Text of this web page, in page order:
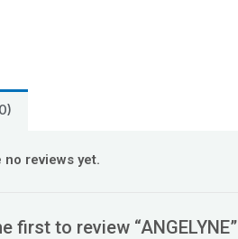
reviews yet.
first to review “ANGELYNE”